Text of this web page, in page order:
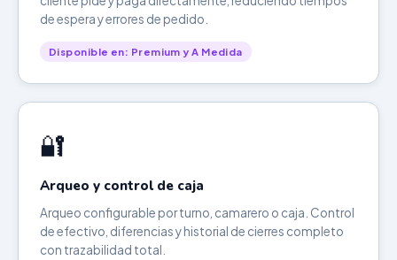
de espera y errores de pedido.
Disponible en: Premium y A Medida
🔐
Arqueo y control de caja
Arqueo configurable por turno, camarero o caja. Control
de efectivo, diferencias y historial de cierres completo
con trazabilidad total.